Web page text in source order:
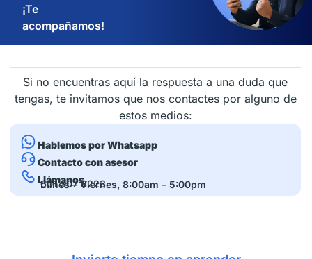
¡Te
acompañamos!
Si no encuentras aquí la respuesta a una duda que
tengas, te invitamos que nos contactes por alguno de
estos medios:
Hablemos por Whatsapp
Contacto con asesor
Llámanos
601 307 8223
Lunes – Viernes, 8:00am – 5:00pm